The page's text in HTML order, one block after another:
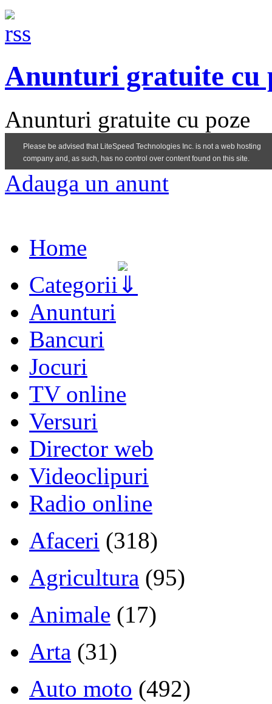
Anunturi gratuite cu
Anunturi gratuite cu poze
Adauga un anunt
Home
Categorii
Anunturi
Bancuri
Jocuri
TV online
Versuri
Director web
Videoclipuri
Radio online
Afaceri (318)
Agricultura (95)
Animale (17)
Arta (31)
Auto moto (492)